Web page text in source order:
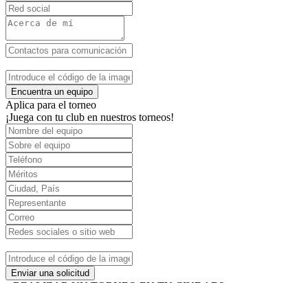
Encuentra un equipo
Aplica para el torneo
¡Juega con tu club en nuestros torneos!
Enviar una solicitud